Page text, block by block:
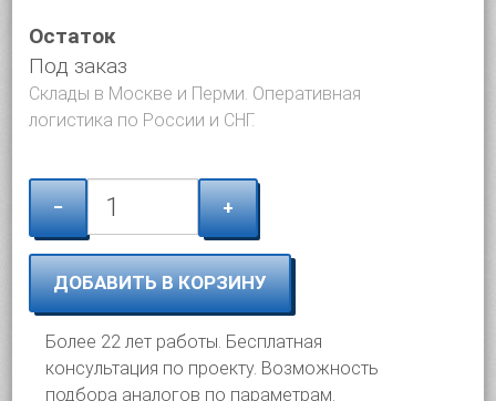
Остаток
Под заказ
Склады в Москве и Перми. Оперативная
логистика по России и СНГ.
− +
ДОБАВИТЬ В КОРЗИНУ
Более 22 лет работы. Бесплатная
консультация по проекту. Возможность
подбора аналогов по параметрам.